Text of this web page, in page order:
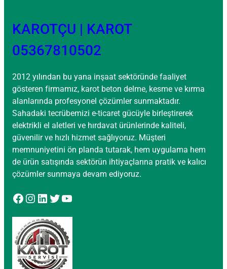
KAROTÇU | KAROT
05367810502
2012 yılından bu yana inşaat sektöründe faaliyet
gösteren firmamız, karot beton delme, kesme ve kırma
alanlarında profesyonel çözümler sunmaktadır.
Sahadaki tecrübemizi e-ticaret gücüyle birleştirerek
elektrikli el aletleri ve hırdavat ürünlerinde kaliteli,
güvenilir ve hızlı hizmet sağlıyoruz. Müşteri
memnuniyetini ön planda tutarak, hem uygulama hem
de ürün satışında sektörün ihtiyaçlarına pratik ve kalıcı
çözümler sunmaya devam ediyoruz.
Facebook Instagram LinkedIn Twitter YouTube